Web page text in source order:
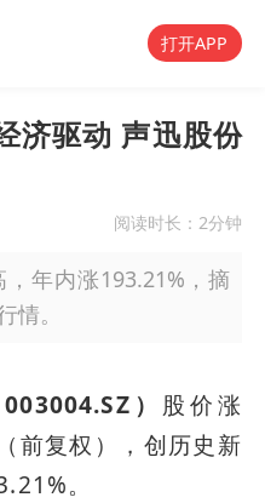
打开APP
济驱动 声迅股份
阅读时长： 2分钟
年内涨193.21%，摘
情。
） 股价涨
前复权），创历史新
。